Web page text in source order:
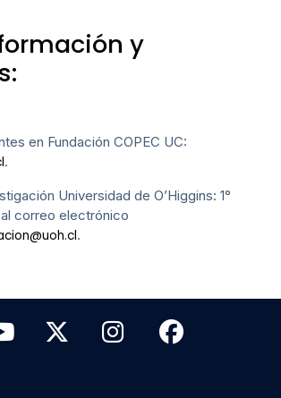
y
en Fundación COPEC UC:
.
Universidad de O’Higgins: 1°
correo electrónico
.